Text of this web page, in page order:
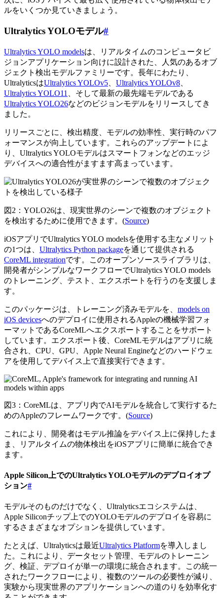
ルをいくつか見ていきましょう。
Ultralytics YOLOモデル#
Ultralytics YOLO modelsは、リアルタイムのコンピュータビ
ジョンアプリケーション向けに設計された、人気のあるオブ
ジェクト検出モデルファミリーです。長年にわたり、
UltralyticsはUltralytics YOLOv5 Ultralytics YOLOv8
Ultralytics YOLO11
、そして最新の最先端モデルである
Ultralytics YOLO26などのビジョンモデルをリリースしてき
ました。
リリースごとに、検出精度、モデルの効率性、実行時のパフ
ォーマンスが向上しています。これらのアップデートによ
り、Ultralytics YOLOモデルはスマートフォンなどのエッジ
デバイスへの適合性がますます高まっています。
図2：YOLO26は、現実世界のシーンで複数のオブジェクト
を検出するために使用できます。(Source)
iOSアプリでUltralytics YOLO modelsを使用する主なメリット
の1つは、 Ultralytics Python packageを通じて提供される
CoreML integrationです。このオープンソースライブラリは、
開発者がシンプルなワークフローでUltralytics YOLO models
のトレーニング、テスト、エクスポートを行うのを支援しま
す。
このパッケージは、トレーニング済みモデルを、 models on
iOS devicesへのデプロイに使用されるAppleの機械学習フォ
ーマットであるCoreMLへエクスポートすることをサポート
しています。エクスポート後、CoreMLモデルはアプリに統
合され、CPU、GPU、Apple Neural Engineなどのハードウェ
アを使用してデバイス上で直接実行できます。
図3：CoreMLは、アプリ内でAIモデルを統合して実行するた
めのAppleのフレームワークです。(Source)
これにより、開発者はモデル推論をデバイス上に保持したま
ま、リアルタイムの物体検出をiOSアプリに簡単に統合でき
ます。
Apple Silicon上でのUltralytics YOLOモデルのデプロイオプ
ション#
モデルそのものだけでなく、Ultralyticsエコシステムは、
Apple Siliconチップ上でのYOLOモデルのデプロイを容易に
するさまざまなオプションを提供しています。
たとえば、Ultralyticsは最近Ultralytics Platformを導入しまし
た。これにより、データセット管理、モデルのトレーニン
グ、検証、デプロイが単一の環境に統合されます。この統一
されたワークフローにより、複数のツールの必要性が減り、
実験から現実世界のアプリケーションへの道のりを効率化す